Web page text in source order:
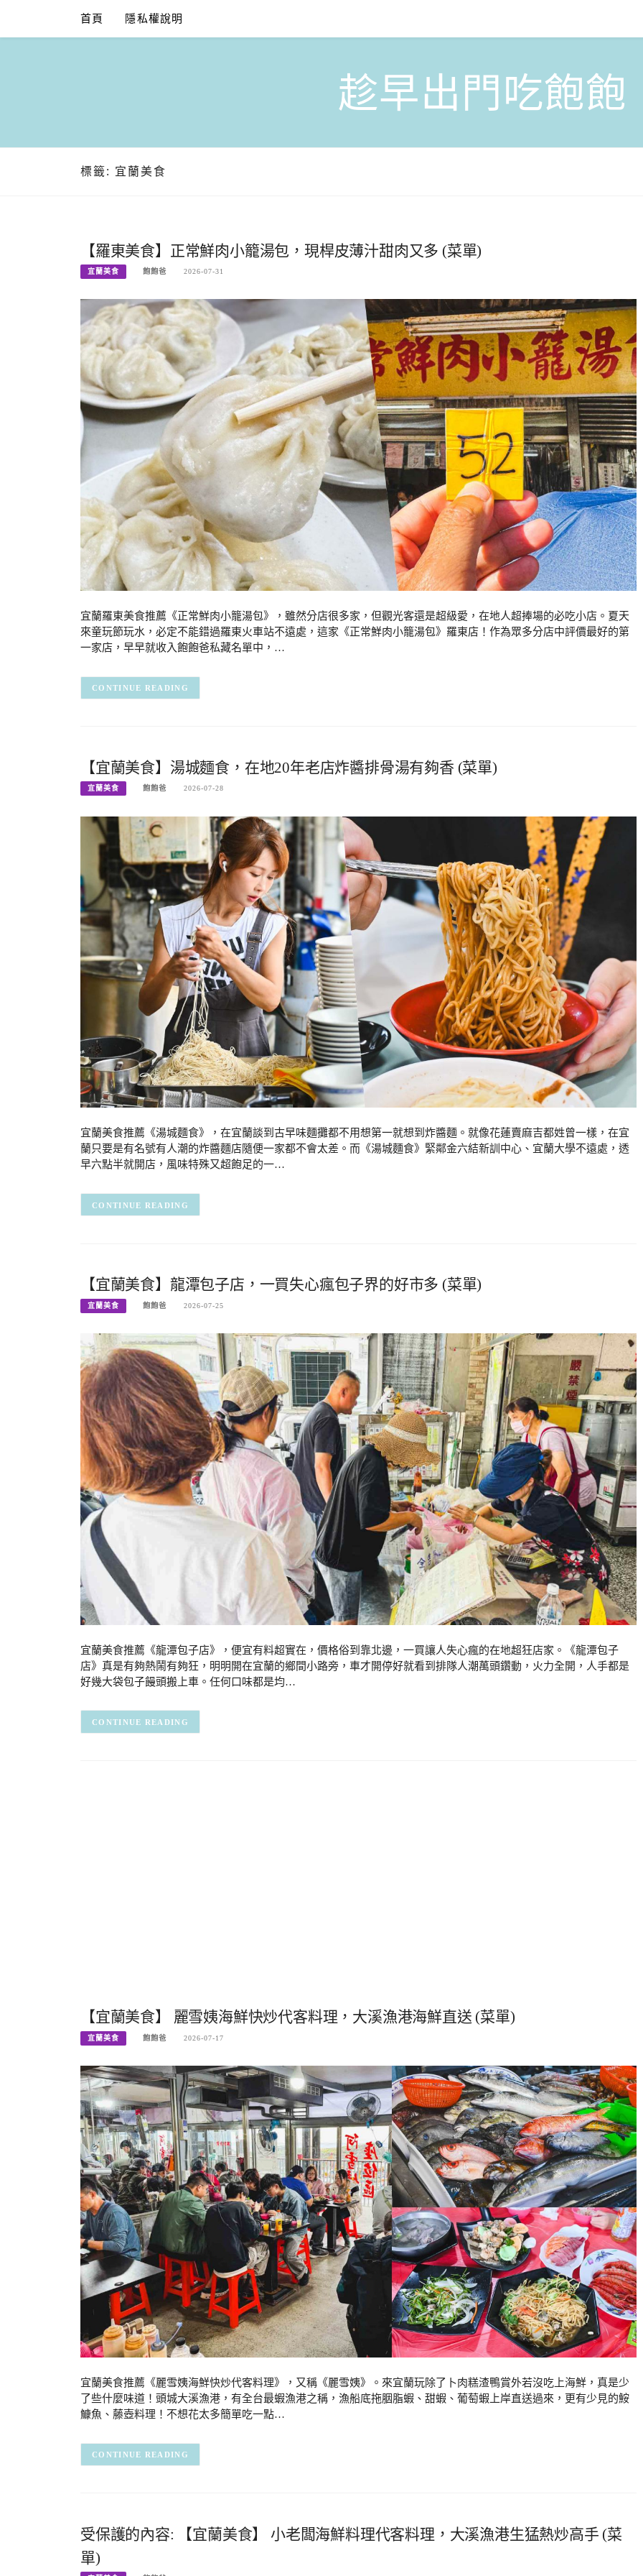
content
首頁 隱私權說明
趁早出門吃飽飽
標籤: 宜蘭美食
【羅東美食】正常鮮肉小籠湯包，現桿皮薄汁甜肉又多 (菜單)
宜蘭美食 飽飽爸 2026-07-31
宜蘭羅東美食推薦《正常鮮肉小籠湯包》，雖然分店很多家，但觀光客還是超級愛，在地人超捧場的必吃小店。夏天
來童玩節玩水，必定不能錯過羅東火車站不遠處，這家《正常鮮肉小籠湯包》羅東店！作為眾多分店中評價最好的第
一家店，早早就收入飽飽爸私藏名單中，…
CONTINUE READING
【宜蘭美食】湯城麵食，在地20年老店炸醬排骨湯有夠香 (菜單)
宜蘭美食 飽飽爸 2026-07-28
宜蘭美食推薦《湯城麵食》，在宜蘭談到古早味麵攤都不用想第一就想到炸醬麵。就像花蓮賣麻吉都姓曾一樣，在宜
蘭只要是有名號有人潮的炸醬麵店隨便一家都不會太差。而《湯城麵食》緊鄰金六結新訓中心、宜蘭大學不遠處，透
早六點半就開店，風味特殊又超飽足的一…
CONTINUE READING
【宜蘭美食】龍潭包子店，一買失心瘋包子界的好市多 (菜單)
宜蘭美食 飽飽爸 2026-07-25
宜蘭美食推薦《龍潭包子店》，便宜有料超實在，價格俗到靠北邊，一買讓人失心瘋的在地超狂店家。《龍潭包子
店》真是有夠熱鬧有夠狂，明明開在宜蘭的鄉間小路旁，車才開停好就看到排隊人潮萬頭鑽動，火力全開，人手都是
好幾大袋包子饅頭搬上車。任何口味都是均…
CONTINUE READING
【宜蘭美食】 麗雪姨海鮮快炒代客料理，大溪漁港海鮮直送 (菜單)
宜蘭美食 飽飽爸 2026-07-17
宜蘭美食推薦《麗雪姨海鮮快炒代客料理》，又稱《麗雪姨》。來宜蘭玩除了卜肉糕渣鴨賞外若沒吃上海鮮，真是少
了些什麼味道！頭城大溪漁港，有全台最蝦漁港之稱，漁船底拖胭脂蝦、甜蝦、葡萄蝦上岸直送過來，更有少見的鮟
鱇魚、藤壺料理！不想花太多簡單吃一點…
CONTINUE READING
受保護的內容: 【宜蘭美食】 小老闆海鮮料理代客料理，大溪漁港生猛熱炒高手 (菜
單)